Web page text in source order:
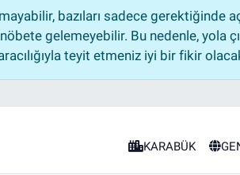
bazıları sadece gerektiğinde
gelemeyebilir. Bu nedenle, yola
teyit etmeniz iyi bir fikir
KARABÜK